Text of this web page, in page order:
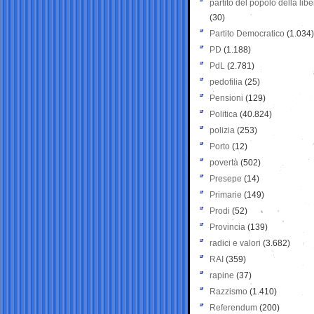
partito del popolo della
(30)
Partito Democratico (1.034)
PD (1.188)
PdL (2.781)
pedofilia (25)
Pensioni (129)
Politica (40.824)
polizia (253)
Porto (12)
povertà (502)
Presepe (14)
Primarie (149)
Prodi (52)
Provincia (139)
radici e valori (3.682)
RAI (359)
rapine (37)
Razzismo (1.410)
Referendum (200)